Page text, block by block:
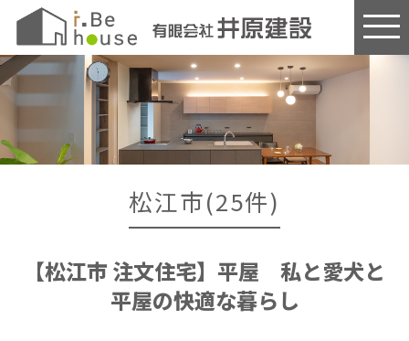
このページの本文へ
松江市(25件)
【松江市 注文住宅】平屋 私と愛犬と
平屋の快適な暮らし